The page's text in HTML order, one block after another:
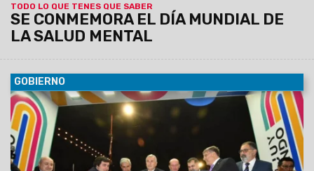
TODO LO QUE TENES QUE SABER
SE CONMEMORA EL DÍA MUNDIAL DE
LA SALUD MENTAL
GOBIERNO
10/10/2022 Productos salteños de calidad de exportación
participaron en el stand de la Provincia. El ministro de los
Ríos destacó el esfuerzo aunado entre las dos provincias
para lograr una salida por el océano Pacífico.